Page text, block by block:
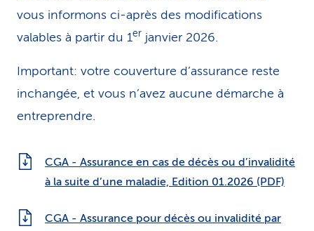
vous informons ci-après des modifications
valables à partir du 1er janvier 2026.
Important: votre couverture d’assurance reste
inchangée, et vous n’avez aucune démarche à
entreprendre.
CGA - Assurance en cas de décès ou d’invalidité
à la suite d’une maladie, Edition 01.2026 (PDF)
CGA - Assurance pour décès ou invalidité par